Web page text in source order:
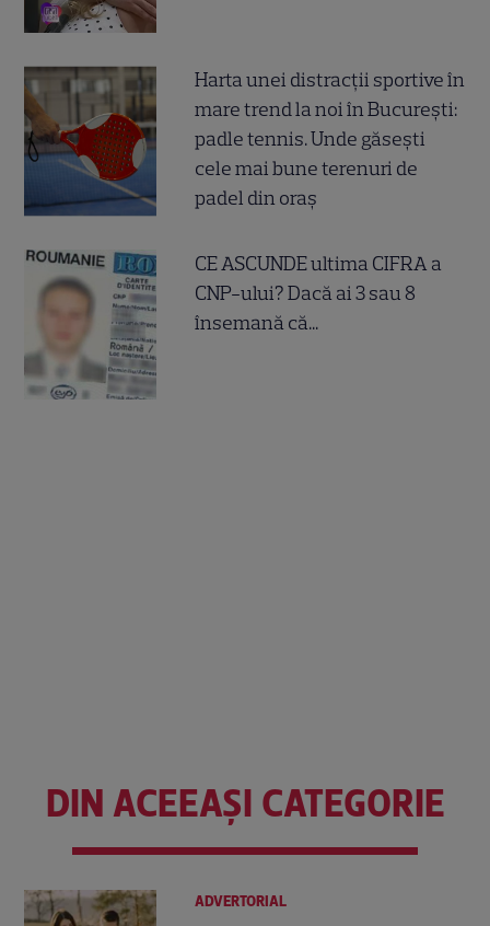
Harta unei distracții sportive în
mare trend la noi în București:
padle tennis. Unde găsești
cele mai bune terenuri de
padel din oraș
CE ASCUNDE ultima CIFRA a
CNP-ului? Dacă ai 3 sau 8
însemană că...
DIN ACEEAȘI CATEGORIE
ADVERTORIAL